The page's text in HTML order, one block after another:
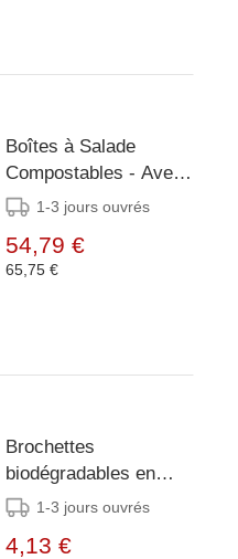
Boîtes à Salade
Compostables - Avec
Fenêtre - 1200ml - 200
1-3 jours ouvrés
54,79 €
65,75 €
Brochettes
biodégradables en
bambou Fiesta
1-3 jours ouvrés
4,13 €